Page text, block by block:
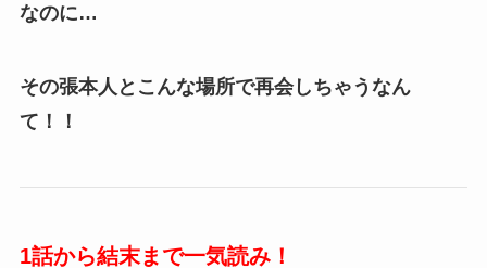
なのに…
その張本人とこんな場所で再会しちゃうなん
て！！
1話から結末まで一気読み！